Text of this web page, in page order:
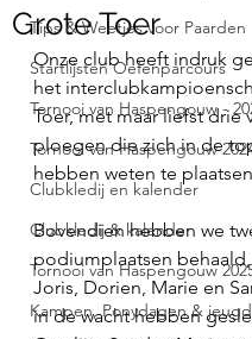
Tips & Weetjes voor Paarden
Startlijsten Oefenparcours
Tornooi van Haspengouw -
Tornooi van Haspengouw
Clubkledij en kalender
Clubkledij & kalender
Tornooi van Haspengouw
Kampen, Ponydagen &
Grote Toer
Onze club heeft indruk
het
Toer, met maar liefst drie
ploegen die zich in de
hebben weten te
Bovendien hebben we
podiumplaatsen
Joris, Dorien, Marie en
in de wacht hebben